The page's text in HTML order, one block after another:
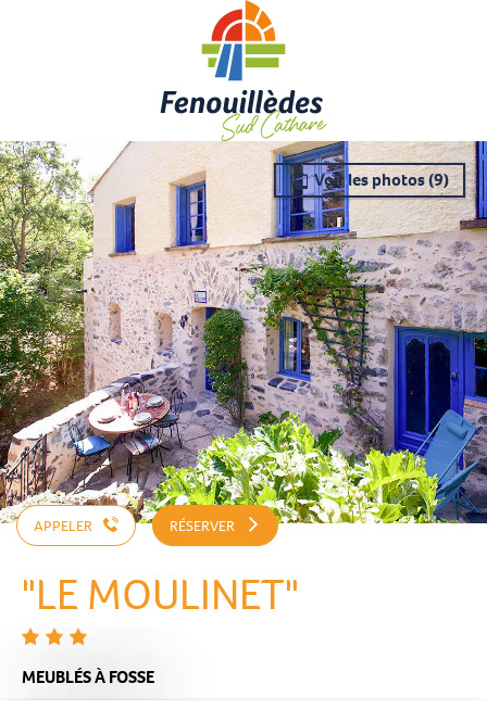
Voir les photos (9)
APPELER RÉSERVER
"LE MOULINET"
MEUBLÉSÀ FOSSE